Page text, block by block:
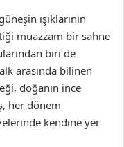
ışıklarının
muazzam bir sahne
biri de
arasında bilinen
doğanın ince
her dönem
kendine yer